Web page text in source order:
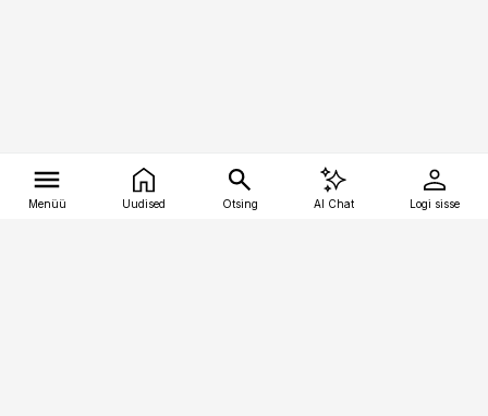
Menüü Uudised Otsing AI Chat Logi sisse